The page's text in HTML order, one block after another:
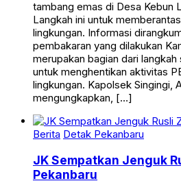
tambang emas di Desa Kebun
Langkah ini untuk
lingkungan. Informasi
pembakaran yang dilakukan
merupakan bagian dari
untuk menghentikan aktivitas
lingkungan. Kapolsek Singingi,
mengungkapkan, […]
Berita Detak Pekanbaru
JK Sempatkan Jenguk
Pekanbaru